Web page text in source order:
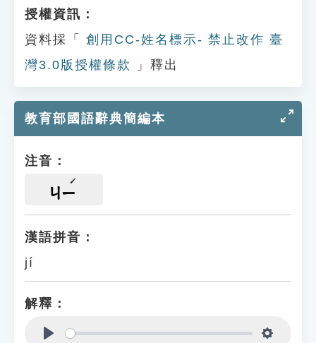
授權資訊：
資料採「
創用CC-姓名標示- 禁止改作 臺
灣3.0版授權條款
」釋出
教育部國語辭典簡編本
注音：
ㄐㄧ
漢語拼音：
jí
解釋：